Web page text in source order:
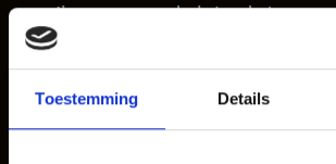
Toestemming Details
Ik zou graag de brigade/crew
afloop van de rit een fooi willen
Menu en arrangement